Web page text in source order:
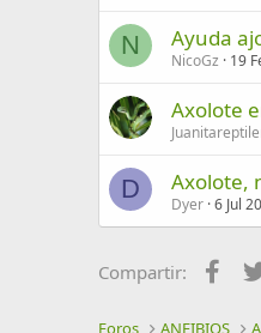
N Ayuda
NicoGz 19
Axolote
D Axolote,
Dyer 6 Jul
Compartir:
Foros ANFIBIOS